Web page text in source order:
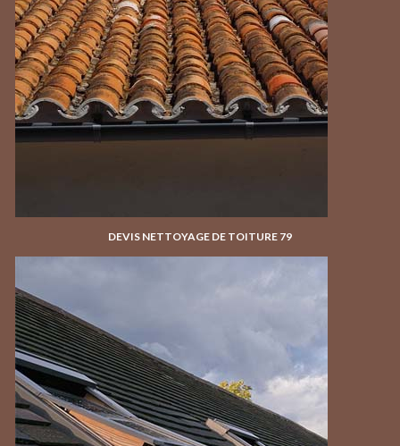
DEVIS NETTOYAGE DE TOITURE 79